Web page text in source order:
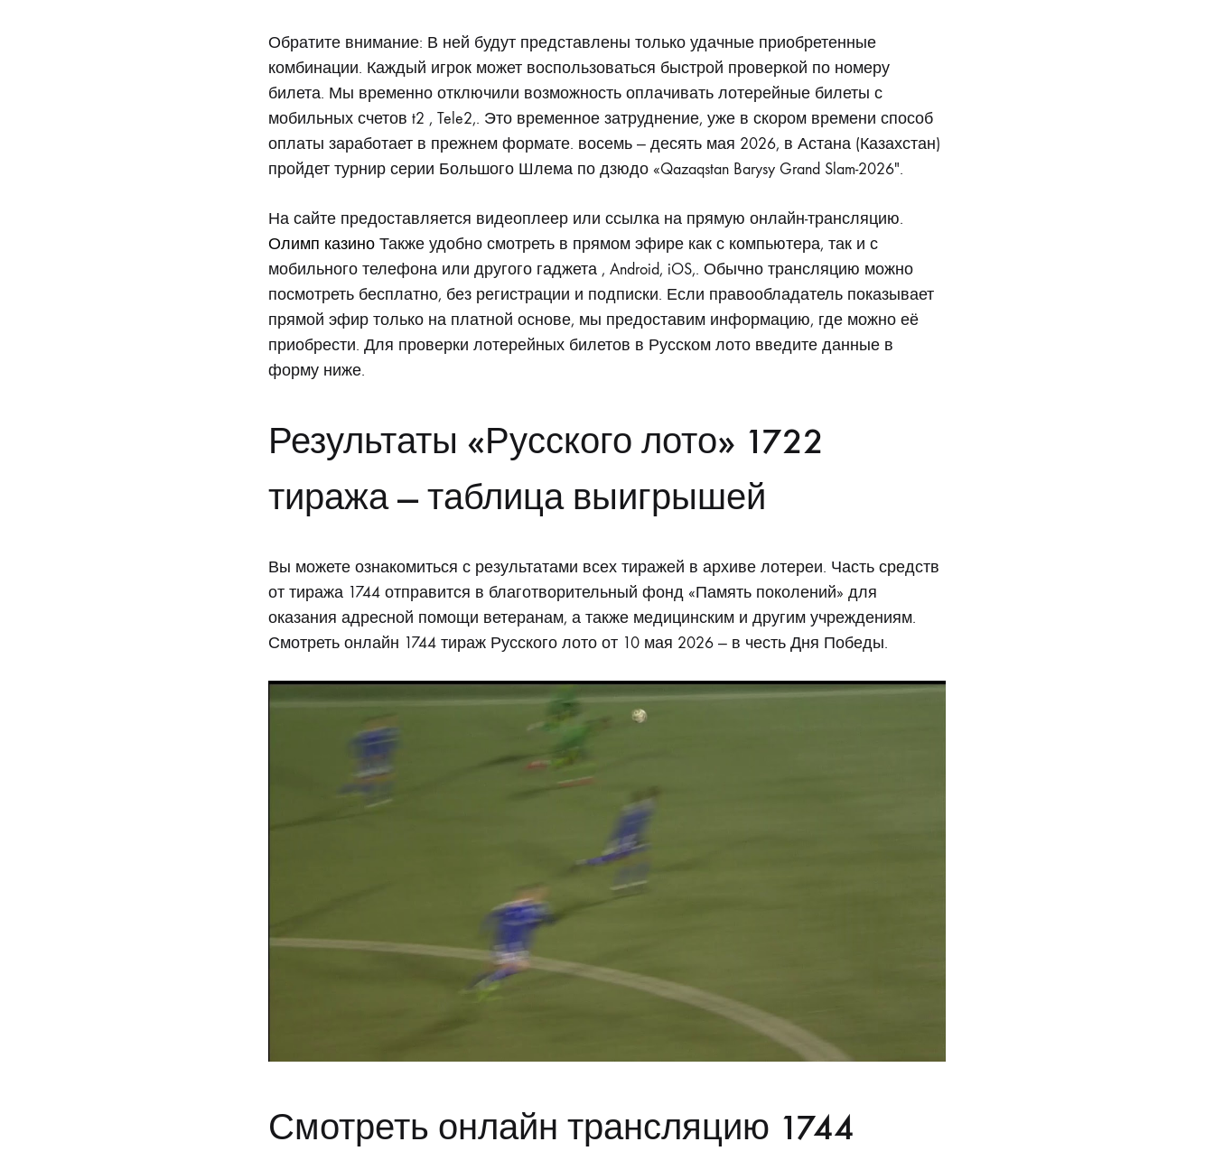
ТИРАЖА
РУССКОЕ
ЛОТО
ФЕВРАЛЯ
2026
Результаты
1722
тиража
Русское
лото
22
февраля
2026
MAY
2026
NO
COMMENTS
Обратите внимание: В ней будут представлены только удачные приобретенные
комбинации. Каждый игрок может воспользоваться быстрой проверкой по номеру
билета. Мы временно отключили возможность оплачивать лотерейные билеты с
мобильных счетов t2 , Tele2,. Это временное затруднение, уже в скором времени способ
оплаты заработает в прежнем формате. восемь — десять мая 2026, в Астана (Казахстан)
пройдет турнир серии Большого Шлема по дзюдо «Qazaqstan Barysy Grand Slam-2026″.
На сайте предоставляется видеоплеер или ссылка на прямую онлайн-трансляцию.
Олимп казино Также удобно смотреть в прямом эфире как с компьютера, так и с
мобильного телефона или другого гаджета , Android, iOS,. Обычно трансляцию можно
посмотреть бесплатно, без регистрации и подписки. Если правообладатель показывает
прямой эфир только на платной основе, мы предоставим информацию, где можно её
приобрести. Для проверки лотерейных билетов в Русском лото введите данные в
форму ниже.
Результаты «Русского лото» 1722
тиража — таблица выигрышей
Вы можете ознакомиться с результатами всех тиражей в архиве лотереи. Часть средств
от тиража 1744 отправится в благотворительный фонд «Память поколений» для
оказания адресной помощи ветеранам, а также медицинским и другим учреждениям.
Смотреть онлайн 1744 тираж Русского лото от 10 мая 2026 — в честь Дня Победы.
Смотреть онлайн трансляцию 1744